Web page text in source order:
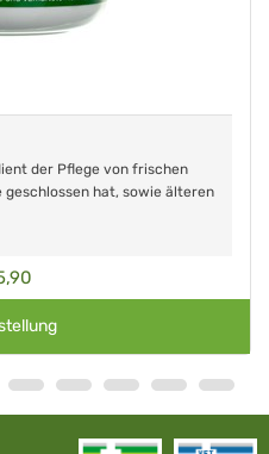
der Pflege von frischen
geschlossen hat, sowie älteren